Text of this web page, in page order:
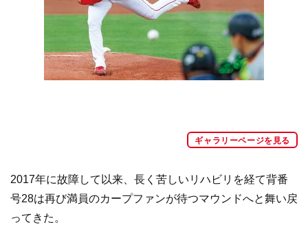
ギャラリーページを見る
2017年に故障して以来、長く苦しいリハビリを経て背番
号28は再び満員のカープファンが待つマウンドへと舞い戻
ってきた。